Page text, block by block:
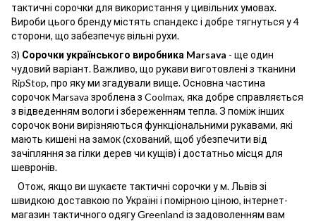
тактичні сорочки для використання у цивільних умовах.
Вироби цього бренду містять спандекс і добре тягнуться у 4
сторони, що забезпечує вільні рухи.
3) Сорочки українського виробника Marsava - ще один
чудовий варіант. Важливо, що рукави виготовлені з тканини
RipStop, про яку ми згадували вище. Основна частина
сорочок Marsava зроблена з Coolmax, яка добре справляється
з відведенням вологи і збереженням тепла. З поміж інших
сорочок вони вирізняються функціональними рукавами, які
мають кишені на замок (схований, щоб убезпечити від
зачіпляння за гілки дерев чи кущів) і достатньо місця для
шевронів.
Отож, якщо ви шукаєте тактичні сорочки у м. Львів зі
швидкою доставкою по Україні і помірною ціною, інтернет-
магазин тактичного одягу Greenland із задоволенням вам